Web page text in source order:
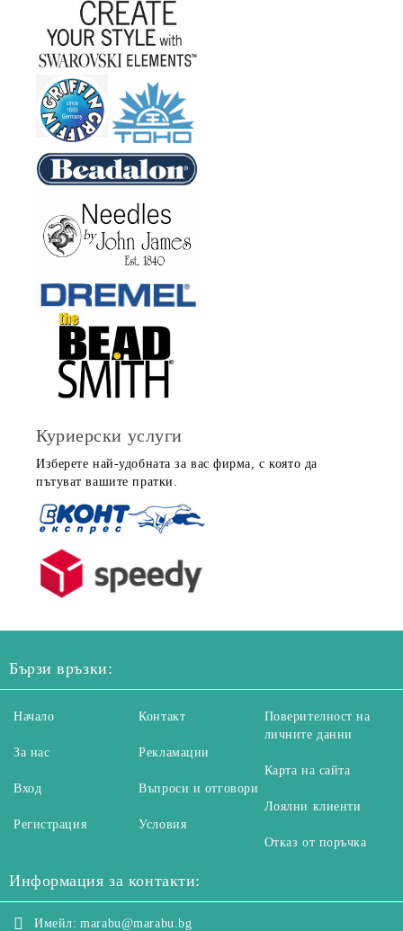
Куриерски услуги
Изберете най-удобната за вас фирма, с която да
пътуват вашите пратки.
Бързи връзки:
Начало
За нас
Вход
Регистрация
Контакт
Рекламации
Въпроси и отговори
Условия
Поверителност на
личните данни
Карта на сайта
Лоялни клиенти
Отказ от поръчка
Информация за контакти:
Имейл: marabu@marabu.bg